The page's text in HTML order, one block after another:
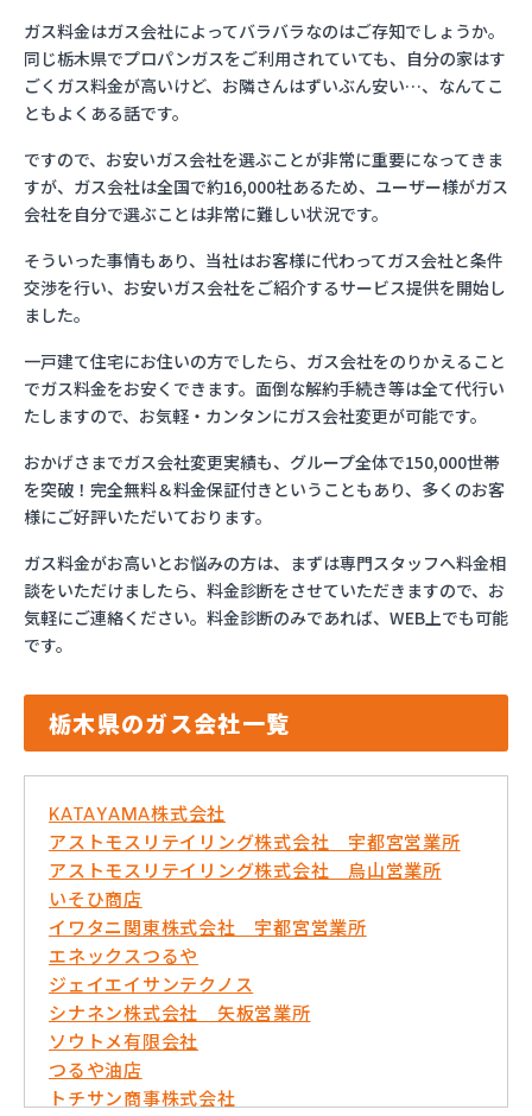
ガス料金はガス会社によってバラバラなのはご存知でしょうか。
同じ栃木県でプロパンガスをご利用されていても、自分の家はす
ごくガス料金が高いけど、お隣さんはずいぶん安い…、なんてこ
ともよくある話です。
ですので、お安いガス会社を選ぶことが非常に重要になってきま
すが、ガス会社は全国で約16,000社あるため、ユーザー様がガス
会社を自分で選ぶことは非常に難しい状況です。
そういった事情もあり、当社はお客様に代わってガス会社と条件
交渉を行い、お安いガス会社をご紹介するサービス提供を開始し
ました。
一戸建て住宅にお住いの方でしたら、ガス会社をのりかえること
でガス料金をお安くできます。面倒な解約手続き等は全て代行い
たしますので、お気軽・カンタンにガス会社変更が可能です。
おかげさまでガス会社変更実績も、グループ全体で150,000世帯
を突破！完全無料＆料金保証付きということもあり、多くのお客
様にご好評いただいております。
ガス料金がお高いとお悩みの方は、まずは専門スタッフへ料金相
談をいただけましたら、料金診断をさせていただきますので、お
気軽にご連絡ください。料金診断のみであれば、WEB上でも可能
です。
栃木県のガス会社一覧
KATAYAMA株式会社
アストモスリテイリング株式会社 宇都宮営業所
アストモスリテイリング株式会社 烏山営業所
いそひ商店
イワタニ関東株式会社 宇都宮営業所
エネックスつるや
ジェイエイサンテクノス
シナネン株式会社 矢板営業所
ソウトメ有限会社
つるや油店
トチサン商事株式会社